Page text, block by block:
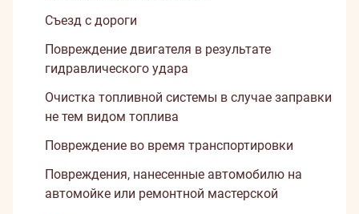
Съезд с дороги
Повреждение двигателя в результате
гидравлического удара
Очистка топливной системы в случае заправки
не тем видом топлива
Повреждение во время транспортировки
Повреждения, нанесенные автомобилю на
автомойке или ремонтной мастерской